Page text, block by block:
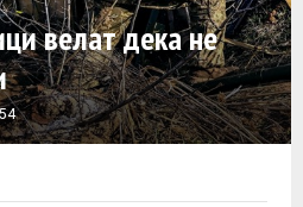
велат дека не